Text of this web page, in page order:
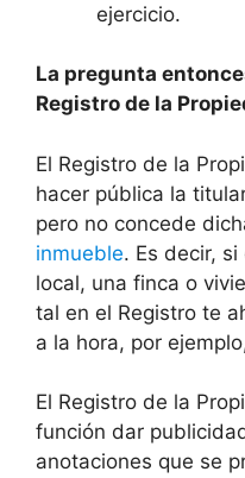
ejercicio.
La pregunta
Registro de la
El Registro de la
hacer pública la
pero no concede
inmueble. Es decir,
local, una finca o
tal en el Registro te
a la hora, por
El Registro de la
función dar
anotaciones que se